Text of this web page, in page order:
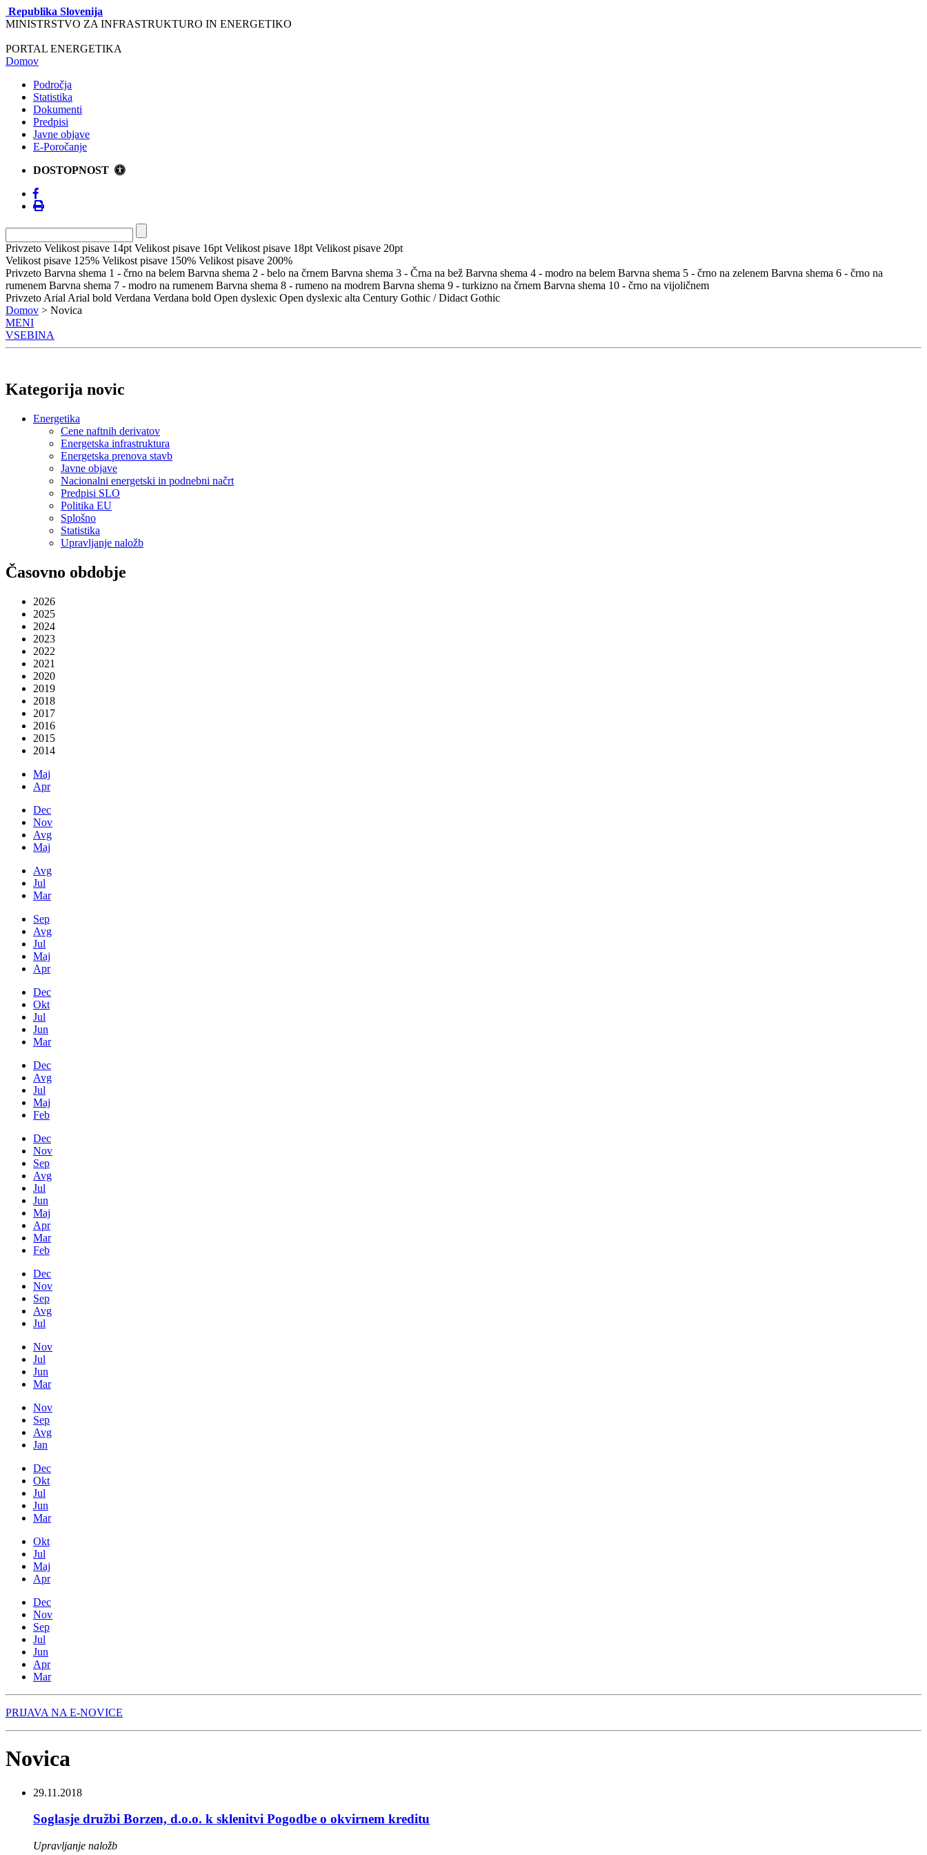
Republika Slovenija
MINISTRSTVO ZA INFRASTRUKTURO IN ENERGETIKO
PORTAL ENERGETIKA
Domov
Področja
Statistika
Dokumenti
Predpisi
Javne objave
E-Poročanje
DOSTOPNOST
Privzeto Velikost pisave 14pt Velikost pisave 16pt Velikost pisave 18pt Velikost pisave 20pt
Velikost pisave 125% Velikost pisave 150% Velikost pisave 200%
Privzeto Barvna shema 1 - črno na belem Barvna shema 2 - belo na črnem Barvna shema 3 - Črna na bež Barvna shema 4 - modro na belem Barvna shema 5 - črno na zelenem Barvna shema 6 - črno na
rumenem Barvna shema 7 - modro na rumenem Barvna shema 8 - rumeno na modrem Barvna shema 9 - turkizno na črnem Barvna shema 10 - črno na vijoličnem
Privzeto Arial Arial bold Verdana Verdana bold Open dyslexic Open dyslexic alta Century Gothic / Didact Gothic
Domov > Novica
MENI
VSEBINA
Kategorija novic
Energetika
Cene naftnih derivatov
Energetska infrastruktura
Energetska prenova stavb
Javne objave
Nacionalni energetski in podnebni načrt
Predpisi SLO
Politika EU
Splošno
Statistika
Upravljanje naložb
Časovno obdobje
2026
2025
2024
2023
2022
2021
2020
2019
2018
2017
2016
2015
2014
Maj
Apr
Dec
Nov
Avg
Maj
Avg
Jul
Mar
Sep
Avg
Jul
Maj
Apr
Dec
Okt
Jul
Jun
Mar
Dec
Avg
Jul
Maj
Feb
Dec
Nov
Sep
Avg
Jul
Jun
Maj
Apr
Mar
Feb
Dec
Nov
Sep
Avg
Jul
Nov
Jul
Jun
Mar
Nov
Sep
Avg
Jan
Dec
Okt
Jul
Jun
Mar
Okt
Jul
Maj
Apr
Dec
Nov
Sep
Jul
Jun
Apr
Mar
PRIJAVA NA E-NOVICE
Novica
29.11.2018
Soglasje družbi Borzen, d.o.o. k sklenitvi Pogodbe o okvirnem kreditu
Upravljanje naložb